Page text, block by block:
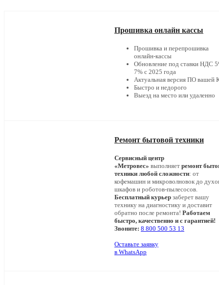
Прошивка онлайн кассы
Прошивка и перепрошивка
онлайн-кассы
Обновление под ставки НДС
7% с 2025 года
Актуальная версия ПО вашей
Быстро и недорого
Выезд на место или удаленно
Ремонт бытовой техники
Сервисный центр
«Метровес» выполняет ремонт
техники любой сложности: от
кофемашин и микроволновок до
шкафов и роботов-пылесосов.
Бесплатный курьер заберет вашу
технику на диагностику и доставит
обратно после ремонта! Работаем
быстро, качественно и с гарантией!
Звоните: 8 800 500 53 13
Оставьте заявку
в WhatsApp